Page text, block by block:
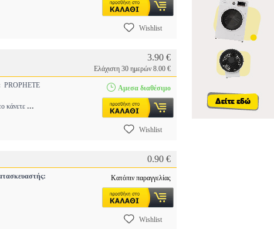
Wishlist
3.90 €
Ελάχιστη 30 ημερών 8.00 €
PROPHETE
κάνετε ...
Αμεσα διαθέσιμο
Wishlist
0.90 €
Κατόπιν παραγγελίας
Wishlist